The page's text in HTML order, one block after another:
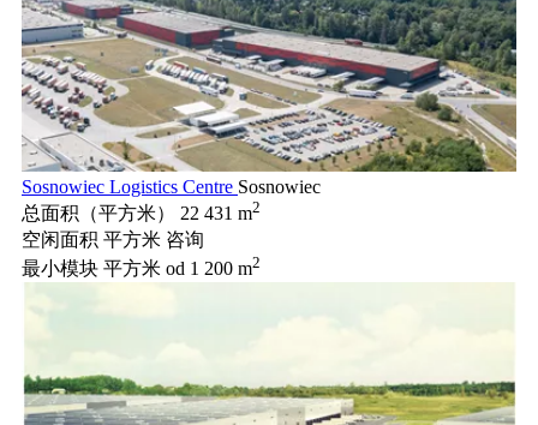
Sosnowiec Logistics Centre Sosnowiec
总面积（平方米）
22 431 m2
空闲面积 平方米 咨询
最小模块 平方米 od 1 200 m2